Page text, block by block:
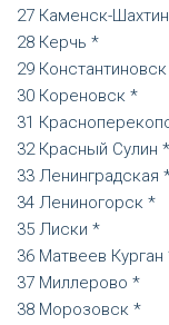
Каменск-
Керчь *
Кореновск *
Красный Сулин *
Ленинградская
Лениногорск *
Лиски *
Матвеев Курган
Миллерово *
Морозовск *